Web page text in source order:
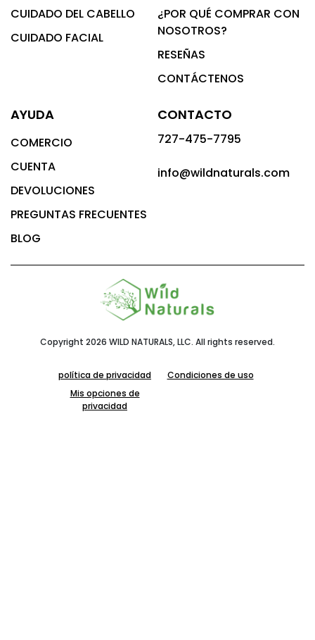
CUIDADO DEL CABELLO
CUIDADO FACIAL
¿POR QUÉ COMPRAR CON
NOSOTROS?
RESEÑAS
CONTÁCTENOS
AYUDA
COMERCIO
CUENTA
DEVOLUCIONES
PREGUNTAS FRECUENTES
BLOG
CONTACTO
727-475-7795
info@wildnaturals.com
Copyright 2026 WILD NATURALS, LLC. All rights reserved.
política de privacidad
Condiciones de uso
Mis opciones de
privacidad